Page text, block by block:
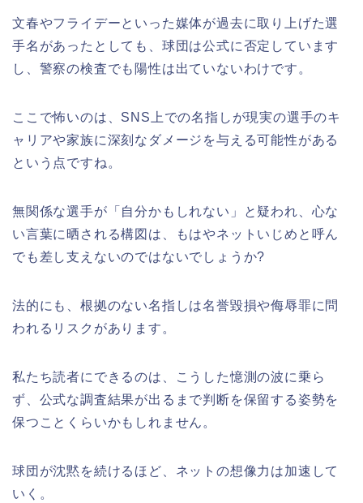
文春やフライデーといった媒体が過去に取り上げた選
手名があったとしても、球団は公式に否定しています
し、警察の検査でも陽性は出ていないわけです。
ここで怖いのは、SNS上での名指しが現実の選手のキ
ャリアや家族に深刻なダメージを与える可能性がある
という点ですね。
無関係な選手が「自分かもしれない」と疑われ、心な
い言葉に晒される構図は、もはやネットいじめと呼ん
でも差し支えないのではないでしょうか?
法的にも、根拠のない名指しは名誉毀損や侮辱罪に問
われるリスクがあります。
私たち読者にできるのは、こうした憶測の波に乗ら
ず、公式な調査結果が出るまで判断を保留する姿勢を
保つことくらいかもしれません。
球団が沈黙を続けるほど、ネットの想像力は加速して
いく。